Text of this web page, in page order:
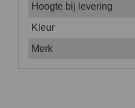
Hoogte bij levering
Kleur
Merk